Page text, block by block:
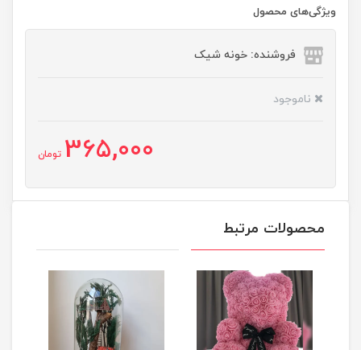
ویژگی‌های محصول
فروشنده: خونه شیک
ناموجود
365,000 تومان
محصولات مرتبط